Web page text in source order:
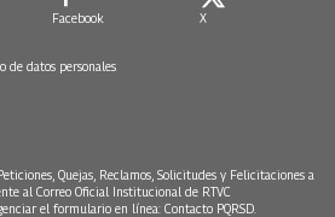
Facebook X
de datos personales
Quejas, Reclamos, Solicitudes y Felicitaciones a
al Correo Oficial Institucional de RTVC
el formulario en línea: Contacto PQRSD.